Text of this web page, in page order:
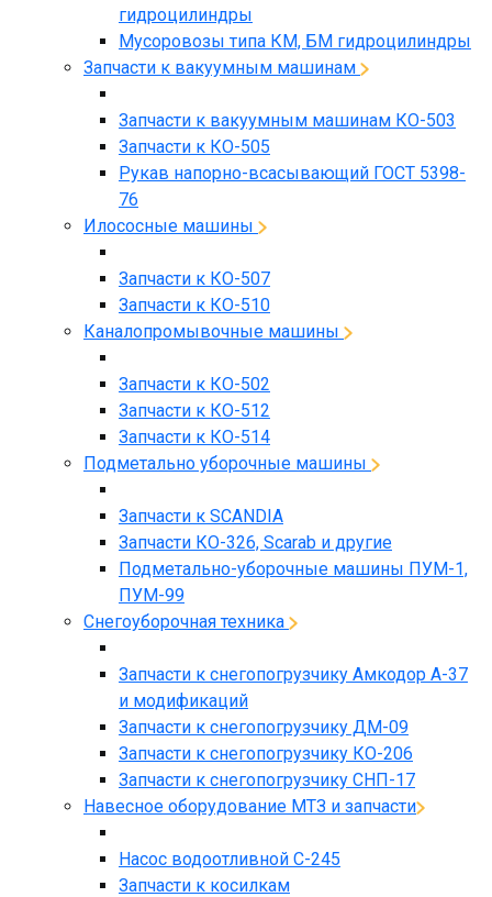
гидроцилиндры
Мусоровозы типа КМ, БМ гидроцилиндры
Запчасти к вакуумным машинам
Запчасти к вакуумным машинам КО-503
Запчасти к КО-505
Рукав напорно-всасывающий ГОСТ 5398-
76
Илососные машины
Запчасти к КО-507
Запчасти к КО-510
Каналопромывочные машины
Запчасти к КО-502
Запчасти к КО-512
Запчасти к КО-514
Подметально уборочные машины
Запчасти к SCANDIA
Запчасти КО-326, Scarab и другие
Подметально-уборочные машины ПУМ-1,
ПУМ-99
Снегоуборочная техника
Запчасти к снегопогрузчику Амкодор А-37
и модификаций
Запчасти к снегопогрузчику ДМ-09
Запчасти к снегопогрузчику КО-206
Запчасти к снегопогрузчику СНП-17
Навесное оборудование МТЗ и запчасти
Насос водоотливной С-245
Запчасти к косилкам